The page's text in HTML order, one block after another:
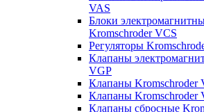
VAS
Блоки
Kromschroder VCS
Регуляторы
Клапаны
VGP
Клапаны Kromschroder
Клапаны Kromschroder
Клапаны сбросные